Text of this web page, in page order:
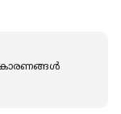
കാരണങ്ങൾ